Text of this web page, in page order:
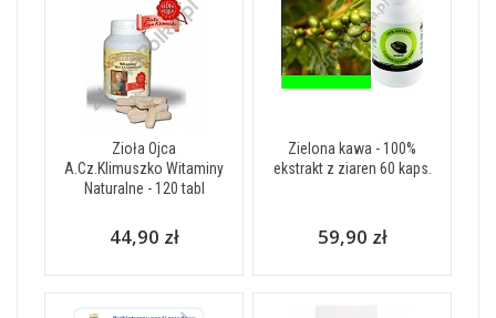
Zioła Ojca
A.Cz.Klimuszko Witaminy
Naturalne - 120 tabl
44,90 zł
Zielona kawa - 100%
ekstrakt z ziaren 60 kaps.
59,90 zł